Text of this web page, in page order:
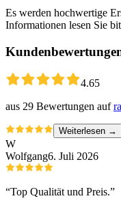
Es werden hochwertige
Informationen lesen Sie
4.65
aus 29 Bewertungen auf
Weiterlesen →
W
Wolfgang6. Juli 2026
“Top Qualität und Preis.”